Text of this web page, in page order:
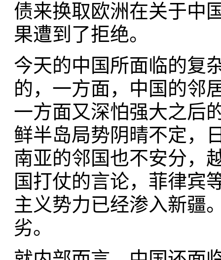
债来换取欧洲在关于中
果遭到了拒绝。
今天的中国所面临的复
的，一方面，中国的邻
一方面又深怕强大之后
鲜半岛局势阴晴不定，
南亚的邻国也不安分，
国打仗的言论，菲律宾
主义势力已经渗入新疆
劣。